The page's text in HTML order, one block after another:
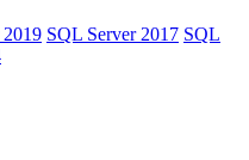
2019 SQL Server 2017 SQL